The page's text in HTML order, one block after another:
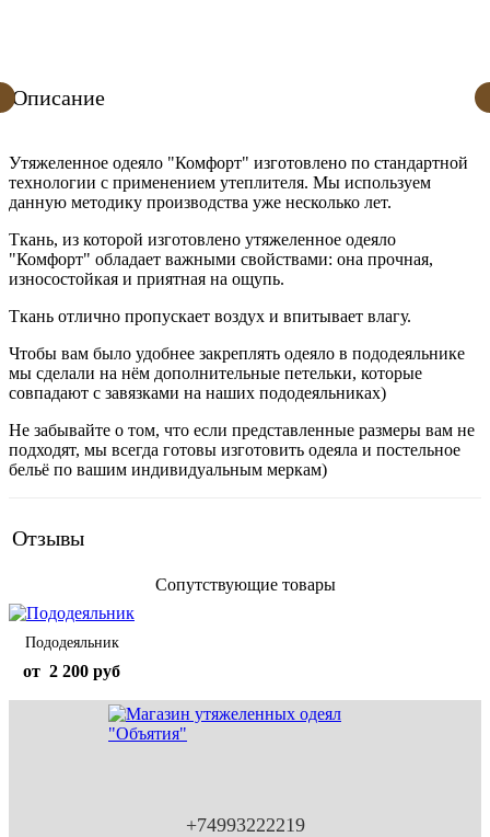
Описание
Утяжеленное одеяло "Комфорт" изготовлено по стандартной
технологии с применением утеплителя. Мы используем
данную методику производства уже несколько лет.
Ткань, из которой изготовлено утяжеленное одеяло
"Комфорт" обладает важными свойствами: она прочная,
износостойкая и приятная на ощупь.
Ткань отлично пропускает воздух и впитывает влагу.
Чтобы вам было удобнее закреплять одеяло в пододеяльнике
мы сделали на нём дополнительные петельки, которые
совпадают с завязками на наших пододеяльниках)
Не забывайте о том, что если представленные размеры вам не
подходят, мы всегда готовы изготовить одеяла и постельное
бельё по вашим индивидуальным меркам)
Отзывы
Сопутствующие товары
Пододеяльник
от 2 200 руб
+74993222219